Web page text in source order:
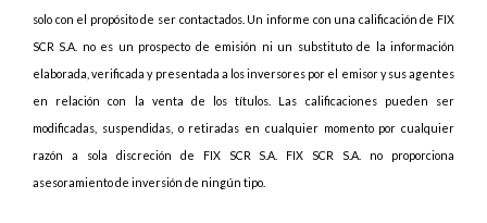
solo con el propósito de ser contactados. Un informe con una calificación de FIX
SCR S.A. no es un prospecto de emisión ni un substituto de la información
elaborada, verificada y presentada a los inversores por el emisor y sus agentes
en relación con la venta de los títulos. Las calificaciones pueden ser
modificadas, suspendidas, o retiradas en cualquier momento por cualquier
razón a sola discreción de FIX SCR S.A. FIX SCR S.A. no proporciona
asesoramiento de inversión de ningún tipo.